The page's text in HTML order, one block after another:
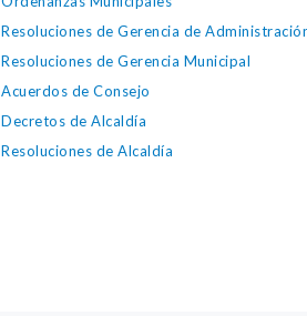
Resoluciones de Gerencia de
Resoluciones de Gerencia Municipal
Acuerdos de Consejo
Decretos de Alcaldía
Resoluciones de Alcaldía